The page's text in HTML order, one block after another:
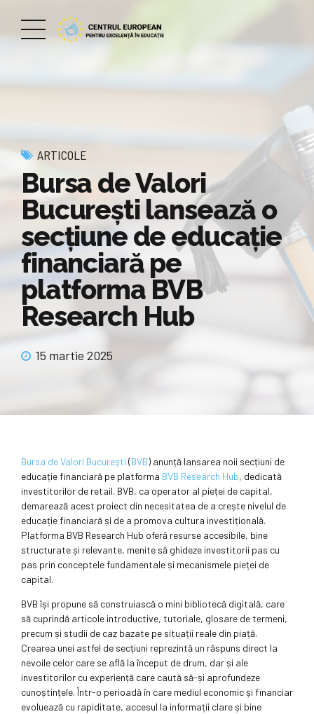
ARTICOLE
Bursa de Valori
București lansează o
secțiune de educație
financiară pe
platforma BVB
Research Hub
15 martie 2025
Bursa de Valori Bucureşti (BVB) anunță lansarea noii secțiuni de
educație financiară pe platforma BVB Research Hub, dedicată
investitorilor de retail. BVB, ca operator al pieței de capital,
demarează acest proiect din necesitatea de a crește nivelul de
educație financiară și de a promova cultura investițională.
Platforma BVB Research Hub oferă resurse accesibile, bine
structurate și relevante, menite să ghideze investitorii pas cu
pas prin conceptele fundamentale și mecanismele pieței de
capital.
BVB își propune să construiască o mini bibliotecă digitală, care
să cuprindă articole introductive, tutoriale, glosare de termeni,
precum și studii de caz bazate pe situații reale din piață.
Crearea unei astfel de secțiuni reprezintă un răspuns direct la
nevoile celor care se află la început de drum, dar și ale
investitorilor cu experiență care caută să-și aprofundeze
cunoștințele. Într-o perioadă în care mediul economic și financiar
evoluează cu rapiditate, accesul la informații clare și bine